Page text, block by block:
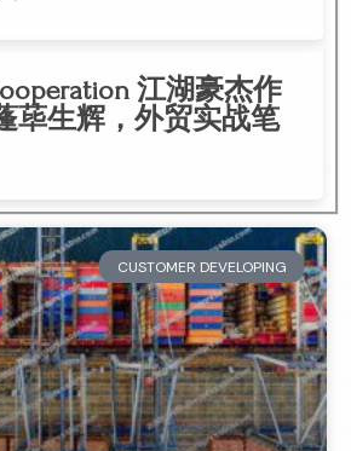
江湖豪杰作
荜生辉，外贸实战笔
CUSTOMER DEVELOPING